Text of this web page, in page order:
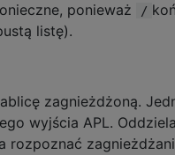
ponieważ
/
listę).
zagnieżdżoną.
wyjścia APL.
rozpoznać